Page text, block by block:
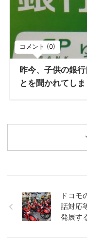
コメント (0)
昨今、子供の銀
とを聞かれてし
ドコ
話対応
発展す